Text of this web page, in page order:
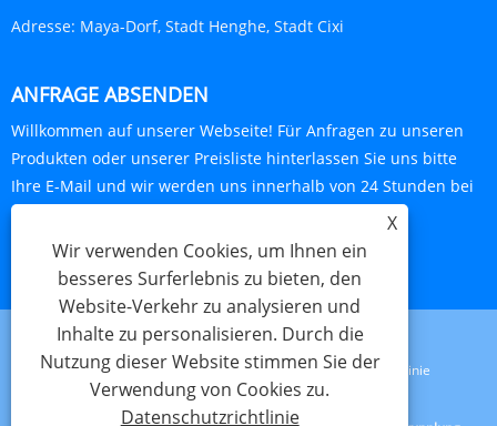
Adresse: Maya-Dorf, Stadt Henghe, Stadt Cixi
ANFRAGE ABSENDEN
Willkommen auf unserer Webseite! Für Anfragen zu unseren
Produkten oder unserer Preisliste hinterlassen Sie uns bitte
Ihre E-Mail und wir werden uns innerhalb von 24 Stunden bei
Ihnen melden.
JETZT ANFRAGEN
Links Sitemap RSS XML Datenschutzrichtlinie
X
Wir verwenden Cookies, um Ihnen ein
besseres Surferlebnis zu bieten, den
Website-Verkehr zu analysieren und
Inhalte zu personalisieren. Durch die
Nutzung dieser Website stimmen Sie der
Verwendung von Cookies zu.
Datenschutzrichtlinie